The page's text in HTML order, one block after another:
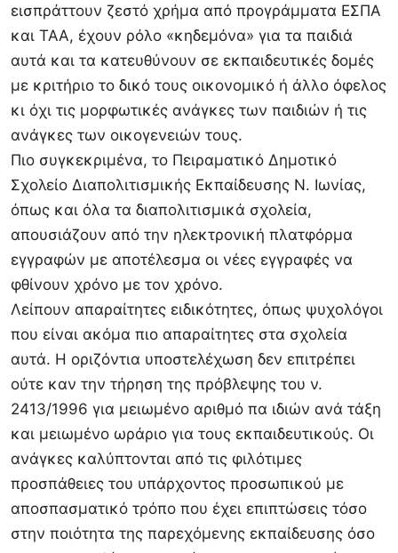
εισπράττουν ζεστό χρήμα από προγράμματα ΕΣΠΑ
και ΤΑΑ, έχουν ρόλο «κηδεμόνα» για τα παιδιά
αυτά και τα κατευθύνουν σε εκπαιδευτικές δομές
με κριτήριο το δικό τους οικονομικό ή άλλο όφελος
κι όχι τις μορφωτικές ανάγκες των παιδιών ή τις
ανάγκες των οικογενειών τους.
Πιο συγκεκριμένα, το Πειραματικό Δημοτικό
Σχολείο Διαπολιτισμικής Εκπαίδευσης Ν. Ιωνίας,
όπως και όλα τα διαπολιτισμικά σχολεία,
απουσιάζουν από την ηλεκτρονική πλατφόρμα
εγγραφών με αποτέλεσμα οι νέες εγγραφές να
φθίνουν χρόνο με τον χρόνο.
Λείπουν απαραίτητες ειδικότητες, όπως ψυχολόγοι
που είναι ακόμα πιο απαραίτητες στα σχολεία
αυτά. Η οριζόντια υποστελέχωση δεν επιτρέπει
ούτε καν την τήρηση της πρόβλεψης του ν.
2413/1996 για μειωμένο αριθμό πα ιδιών ανά τάξη
και μειωμένο ωράριο για τους εκπαιδευτικούς. Οι
ανάγκες καλύπτονται από τις φιλότιμες
προσπάθειες του υπάρχοντος προσωπικού με
αποσπασματικό τρόπο που έχει επιπτώσεις τόσο
στην ποιότητα της παρεχόμενης εκπαίδευσης όσο